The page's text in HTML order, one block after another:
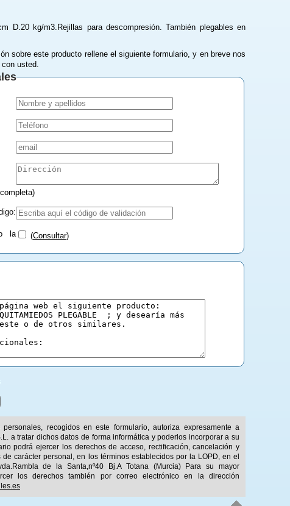
D.20 kg/m3.Rejillas para descompresión. También plegables en
sobre este producto rellene el siguiente formulario, y en breve nos
usted.
la
(Consultar)
recogidos en este formulario, autoriza expresamente a
a tratar dichos datos de forma informática y poderlos incorporar a su
podrá ejercer los derechos de acceso, rectificación, cancelación y
carácter personal, en los términos establecidos por la LOPD, en el
de la Santa,nº40 Bj.A Totana (Murcia) Para su mayor
los derechos también por correo electrónico en la dirección